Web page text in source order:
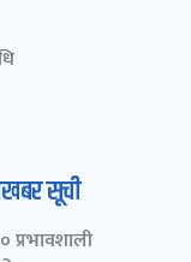
सूची